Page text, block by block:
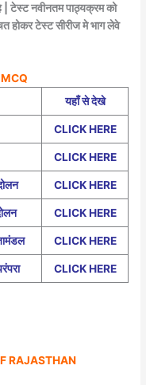
| टेस्ट नवीनतम पाठ्यक्रम को
होकर टेस्ट सीरीज मे भाग लेवे
यहाँ से देखे
CLICK HERE
CLICK HERE
CLICK HERE
CLICK HERE
CLICK HERE
CLICK HERE
RAJASTHAN